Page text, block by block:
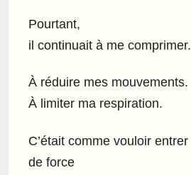
Pourtant,
il continuait à me comprimer.
À réduire mes mouvements.
À limiter ma respiration.
C’était comme vouloir entrer
de force